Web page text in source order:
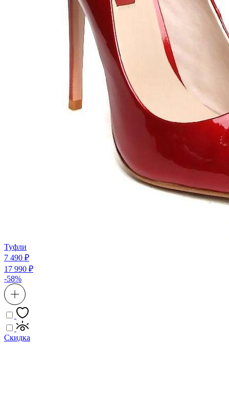
Туфли
7 490 ₽
17 990 ₽
-58%
Скидка